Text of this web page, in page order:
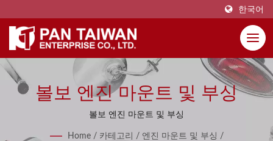
한국어
볼보 엔진 마운트 및 부싱
볼보 엔진 마운트 및 부싱
Home / 카테고리 / 엔진 마운트 및 부싱 /